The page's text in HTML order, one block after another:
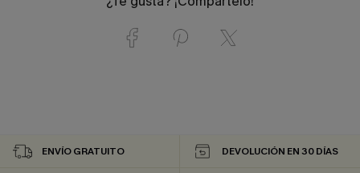
ENVÍO GRATUITO DEVOLUCIÓN EN 30 DÍAS